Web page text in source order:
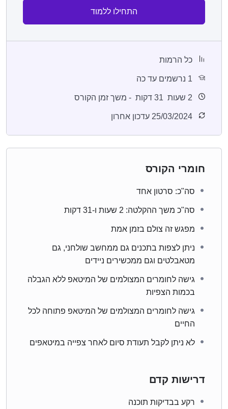
התחילו ללמוד
כל הרמות
1 נרשמים עד כה
2 שעות דקות - משך זמן הקורס
25/03/2024 עדכון אחרון
חומרי הקורס
סה"כ: סרטון אחד
סה"כ משך ההקלטה: 2 שעות ו-31 דקות
מפגש זה צולם בזמן אמת
ניתן לצפות בתכנים גם ממחשב שולחני, גם
מטאבלטים וגם ממכשירים ניידים
גישה לחומרים המצולמים של המיטאפ ללא הגבלה
בכמות הצפיות
גישה לחומרים המצולמים של המיטאפ פתוחה לכל
החיים
לא ניתן לקבל תעודת סיום לאחר צפייה במיטאפים
דרישות קדם
רקע בבדיקות תוכנה